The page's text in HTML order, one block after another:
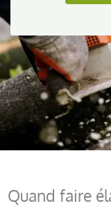
Quand faire